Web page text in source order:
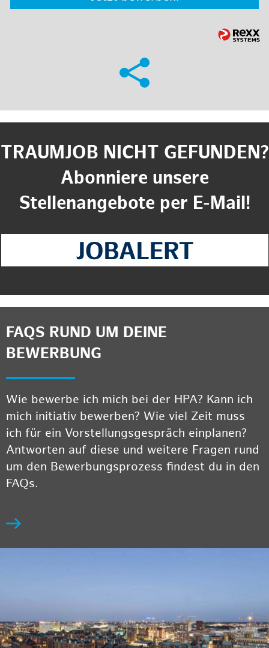
TRAUMJOB NICHT GEFUNDEN?
Abonniere unsere
Stellenangebote per E-Mail!
FAQS RUND UM DEINE
BEWERBUNG
Wie bewerbe ich mich bei der HPA? Kann ich
mich initiativ bewerben? Wie viel Zeit muss
ich für ein Vorstellungsgespräch einplanen?
Antworten auf diese und weitere Fragen rund
um den Bewerbungsprozess findest du in den
FAQs.